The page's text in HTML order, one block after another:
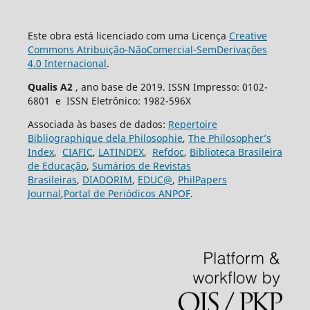
Este obra está licenciado com uma Licença Creative
Commons Atribuição-NãoComercial-SemDerivações
4.0 Internacional.
Qualis A2 , ano base de 2019. ISSN Impresso: 0102-
6801 e ISSN Eletrônico: 1982-596X
Associada às bases de dados: Repertoire
Bibliographique dela Philosophie, The Philosopher’s
Index, CIAFIC, LATINDEX, Refdoc, Biblioteca Brasileira
de Educação, Sumários de Revistas
Brasileiras, DIADORIM, EDUC@, PhilPapers
Journal,Portal de Periódicos ANPOF.